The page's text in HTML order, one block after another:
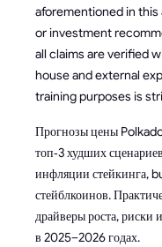
aforementioned in
or investment
all claims are verified
house and external
training purposes is
Прогнозы цены
топ‑3 худших
инфляции стейкинга,
стейблкоинов.
драйверы роста, риски
в 2025–2026 годах.